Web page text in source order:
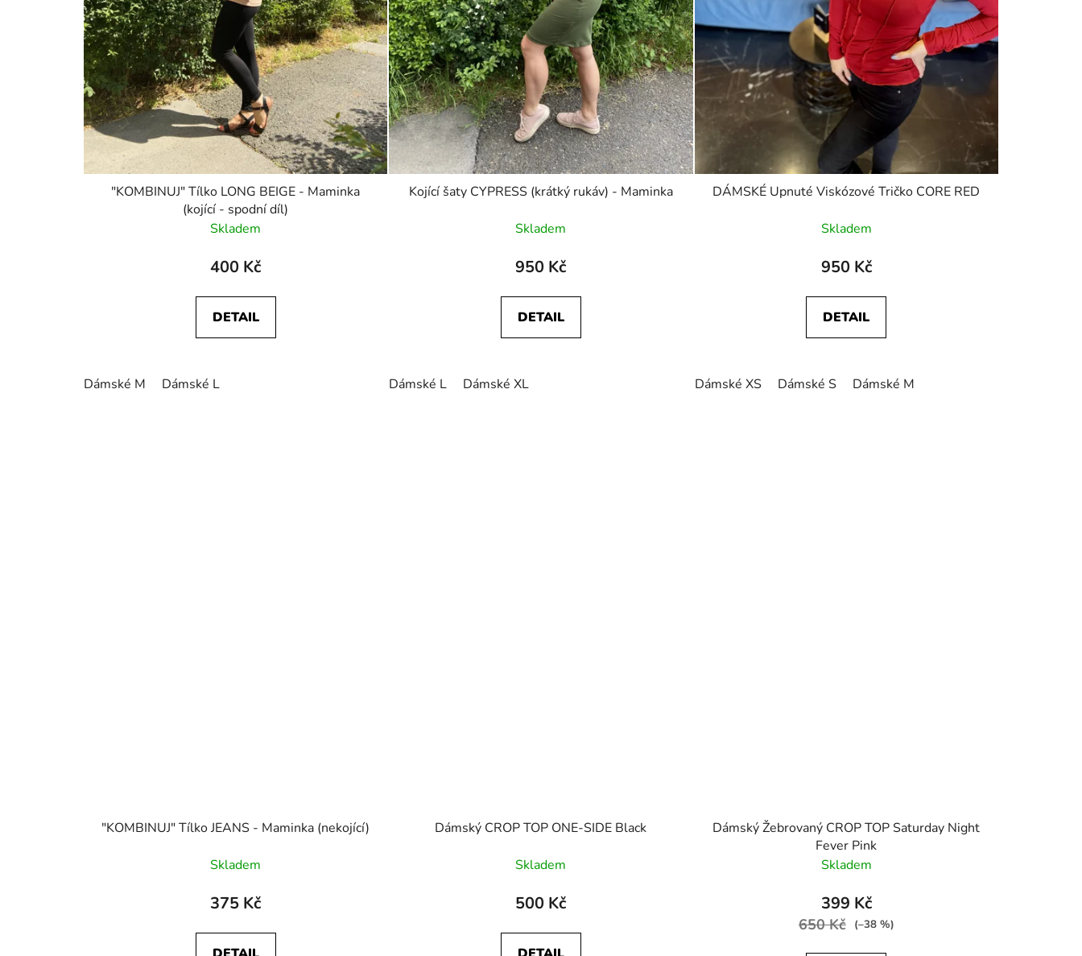
"KOMBINUJ" Tílko LONG BEIGE - Maminka
(kojící - spodní díl)
Skladem
400 Kč
DETAIL
Dámské M Dámské L
Kojící šaty CYPRESS (krátký rukáv) - Maminka
Skladem
950 Kč
DETAIL
Dámské L Dámské XL
DÁMSKÉ Upnuté Viskózové Tričko CORE RED
Skladem
950 Kč
DETAIL
Dámské XS Dámské S Dámské M
"KOMBINUJ" Tílko JEANS - Maminka (nekojící)
Skladem
375 Kč
Dámský CROP TOP ONE-SIDE Black
Skladem
500 Kč
Dámský Žebrovaný CROP TOP Saturday Night
Fever Pink
Skladem
399 Kč
650 Kč (–38 %)